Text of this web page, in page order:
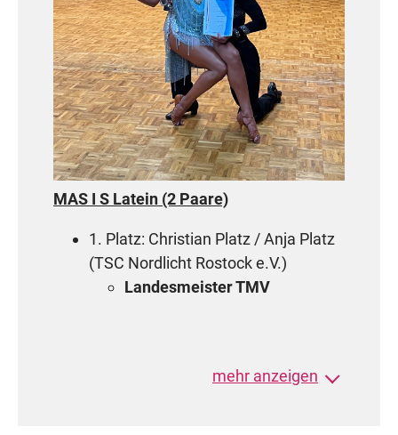
MAS I S Latein (2 Paare)
1. Platz: Christian Platz / Anja Platz
(TSC Nordlicht Rostock e.V.)
Landesmeister TMV
mehr anzeigen